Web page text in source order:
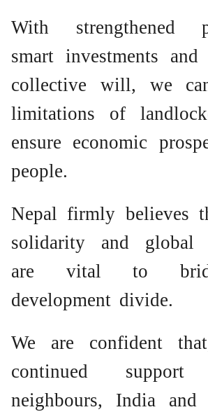
With strengthened
smart investments and
collective will, we
limitations of
ensure economic
people.
Nepal firmly believes
solidarity and global
are vital to
development divide.
We are confident
continued
neighbours, India and